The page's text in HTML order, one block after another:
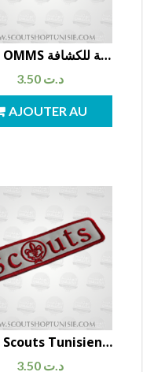
Sigle OMMS شعار المنظمة العالمية للكشافة
3.50 د.ت
AJOUTER AU
Sigle Scouts Tunisiens شعار الكشافة التونسية
3.50 د.ت